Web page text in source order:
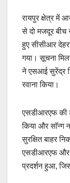
रायपुर क्षेत्र में
से दो मजदूर बीच
हुए सीसीआर
गया। सूचना
ने एसआई सुरेंद्र
रवाना किया।
एसडीआरएफ की
किया और सॉन्ग
सुरक्षित बाहर
एसडीआरएफ और
प्रदर्शन हुआ,